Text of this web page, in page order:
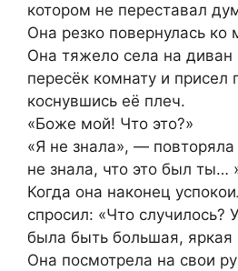
котором не переставал
Она резко повернулась ко
Она тяжело села на диван
пересёк комнату и присел
коснувшись её плеч.
«Боже мой! Что это?»
«Я не знала», — повторяла
не знала, что это был ты…
Когда она наконец
спросил: «Что случилось?
была быть большая, яркая
Она посмотрела на свои